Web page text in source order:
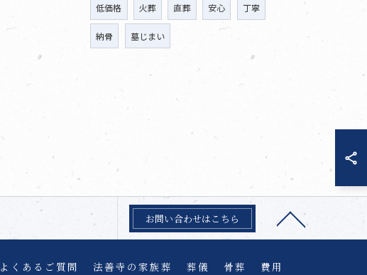
低価格 火葬 直葬 安心 丁寧
納骨 墓じまい
お問い合わせはこちら
よくあるご質問 法善寺の家族葬 葬儀 骨葬 費用